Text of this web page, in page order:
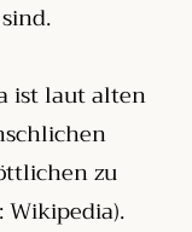
ist laut alten
zu
Wikipedia).